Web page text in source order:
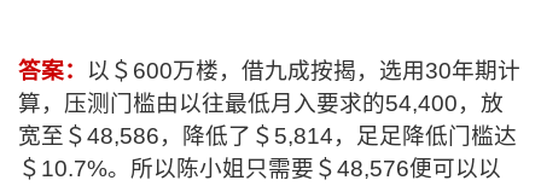
答案： 以＄600万楼， 借九成按揭，选用30年期计
算，压测门槛由以往最低月入要求的54,400，放
宽至＄48,586，降低了＄5,814，足足降低门槛达
＄10.7%。所以陈小姐只需要＄48,576便可以以